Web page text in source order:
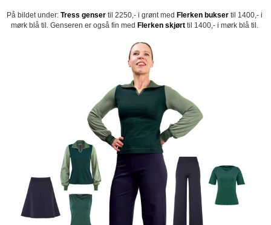
På bildet under: Tress genser til 2250,- i grønt med Flerken bukser til 1400,- i
mørk blå til. Genseren er også fin med Flerken skjørt til 1400,- i mørk blå til.